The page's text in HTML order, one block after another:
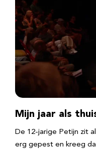
Mijn jaar als
De 12-jarige Petijn zit
erg gepest en kreeg